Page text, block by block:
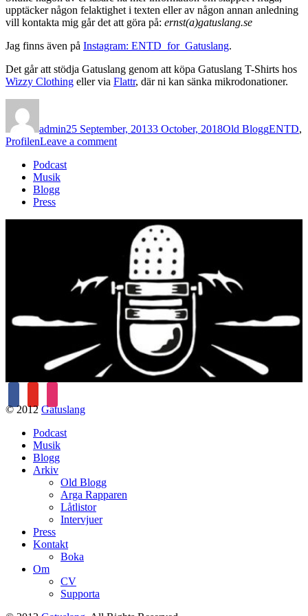
upptäcker någon felaktighet i texten eller av någon annan anledning
vill kontakta mig går det att göra på: ernst(a)gatuslang.se
Jag finns även på Instagram: ENTD_for_Gatuslang.
Det går att stödja Gatuslang genom att köpa Gatuslang T-Shirts hos
Wizzy Clothing eller via Flattr, där ni kan sänka mikrodonationer.
admin25 September, 20133 October, 2018Old BloggENTD,
ProfilenLeave a commenton
[Vinyl/CD,
2000]
Podcast
Musik
Blogg
Press
© 2012 Gatuslang
Podcast
Musik
Blogg
Arkiv
Old Blogg
Arga Rapparen
Låtlistor
Intervjuer
Press
Kontakt
Boka
Om
CV
Supporta